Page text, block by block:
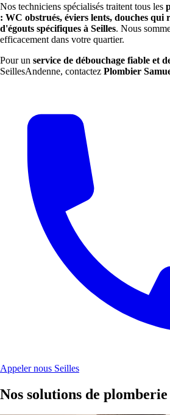
Nos techniciens spécialisés traitent tous les
: WC obstrués, éviers lents, douches qui
d'égouts spécifiques à Seilles. Nous
efficacement dans votre quartier.
Pour un service de débouchage fiable et
SeillesAndenne, contactez Plombier
Appeler nous Seilles
Nos solutions de